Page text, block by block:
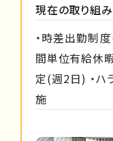
現在の取り組
・時差出勤制
間単位有給休
定(週2日) ・ハ
施